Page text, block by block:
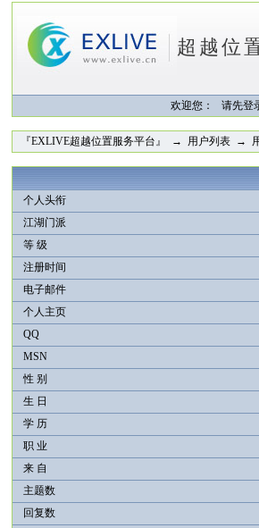
超越位
欢迎您： 请先登
『EXLIVE超越位置服务平台』 → 用户列表 →
个人头衔
江湖门派
等 级
注册时间
电子邮件
个人主页
QQ
MSN
性 别
生 日
学 历
职 业
来 自
主题数
回复数